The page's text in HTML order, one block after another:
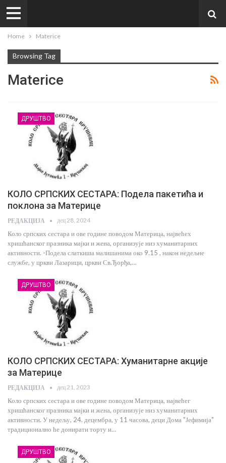
Home Materice
Browsing Tag
Materice
ДРУШТВО
КОЛО СРПСКИХ СЕСТАРА: Подела пакетића и
поклона за Материце
РЕДАКЦИЈА дец 28, 2024
Коло српских сестара и ове године поводом Материца, највећех
хришћанског празника мајки и жена, организује низ хуманитарних
активности. -Подела слаткиша малишанима око 9.15 , након недељне
службе, у цркви Лазарици, цркви Св.Ђорђа,…
ДРУШТВО
КОЛО СРПСКИХ СЕСТАРА: Хуманитарне акције
за Материце
РЕДАКЦИЈА дец 21, 2023
Коло српских сестара и ове године поводом Материца, највећег
хришћанског празника мајки и жена, организује низ хуманитарних
активности. У недељу, 24. децембра, у 11 часова, деци Дома "Јефимија"
традиционално ће донирати торту и…
ДРУШТВО